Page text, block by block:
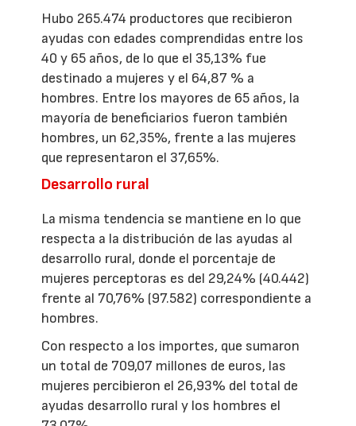
Hubo 265.474 productores que recibieron
ayudas con edades comprendidas entre los
40 y 65 años, de lo que el 35,13% fue
destinado a mujeres y el 64,87 % a
hombres. Entre los mayores de 65 años, la
mayoría de beneficiarios fueron también
hombres, un 62,35%, frente a las mujeres
que representaron el 37,65%.
Desarrollo rural
La misma tendencia se mantiene en lo que
respecta a la distribución de las ayudas al
desarrollo rural, donde el porcentaje de
mujeres perceptoras es del 29,24% (40.442)
frente al 70,76% (97.582) correspondiente a
hombres.
Con respecto a los importes, que sumaron
un total de 709,07 millones de euros, las
mujeres percibieron el 26,93% del total de
ayudas desarrollo rural y los hombres el